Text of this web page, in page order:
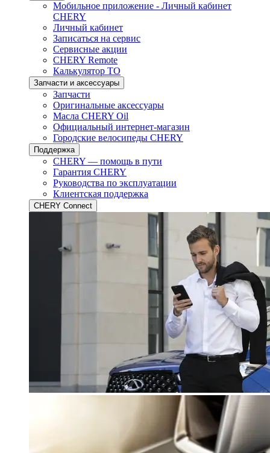
Мобильное приложение - Личный кабинет
CHERY
Личный кабинет
Записаться на сервис
Сервисные акции
CHERY Remote
Калькулятор ТО
Запчасти и аксессуары
Запчасти
Оригинальные аксессуары
Масла CHERY Oil
Официальный интернет-магазин
Городские велосипеды CHERY
Поддержка
CHERY — помощь в пути
Гарантия CHERY
Руководства по эксплуатации
Клиентская поддержка
CHERY Connect